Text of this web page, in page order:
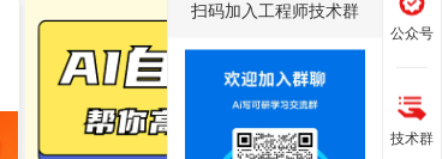
公众号
技术群
扫码加入工程师技术群